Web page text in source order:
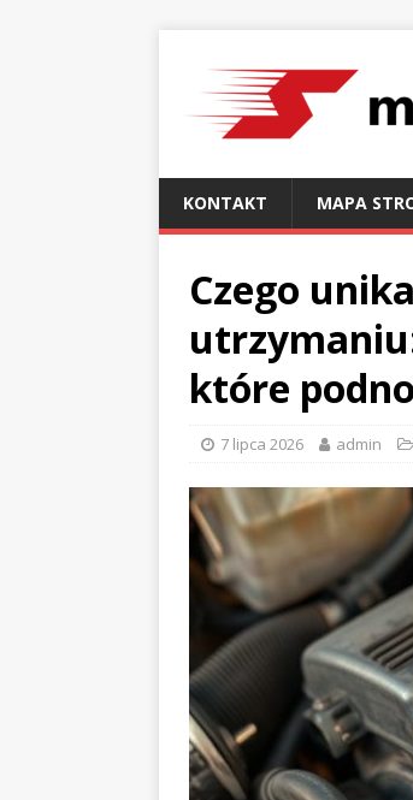
KONTAKT MAPA
Czego
które
7 lipca 2026 admin